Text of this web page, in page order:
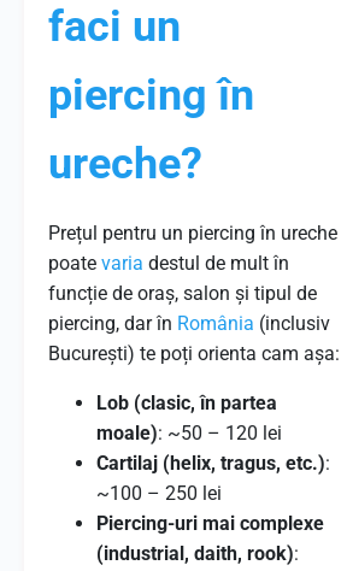
faci un
piercing în
ureche?
Prețul pentru un piercing în ureche
poate varia destul de mult în
funcție de oraș, salon și tipul de
piercing, dar în România (inclusiv
București) te poți orienta cam așa:
Lob (clasic, în partea
moale): ~50 – 120 lei
Cartilaj (helix, tragus, etc.):
~100 – 250 lei
Piercing-uri mai complexe
(industrial, daith, rook):